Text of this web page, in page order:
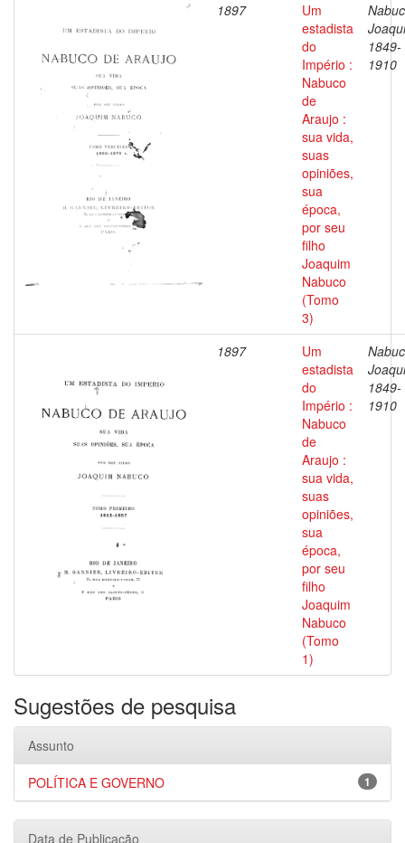
1897
Um
estadista
do
Império :
Nabuco
de
Araujo :
sua vida,
suas
opiniões,
sua
época,
por seu
filho
Joaquim
Nabuco
(Tomo
3)
1849-
1910
1897
Um
estadista
do
Império :
Nabuco
de
Araujo :
sua vida,
suas
opiniões,
sua
época,
por seu
filho
Joaquim
Nabuco
(Tomo
1)
1849-
1910
Sugestões de pesquisa
Assunto
1
POLÍTICA E GOVERNO
Data de Publicação